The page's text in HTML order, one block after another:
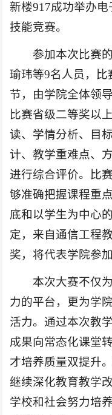
新楼917成功举办
技能竞赛。
参加本次比赛
瑜玮等9名人员，
节，由学院全体领
比赛省级二等奖以
读、学情分析、目
计、教学重难点、
进行综合评价。比
够准确把握课程重
底和以学生为中心
定，来自通信工程
奖，将代表学院参
本次大赛不仅
力的平台，更为学
活力。通过本次教
成果向常态化课堂
才培养质量双提升
继续深化教育教学
学校和社会努力培